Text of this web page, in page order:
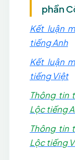
phần
Kết luận
tiếng Anh
Kết luận
tiếng Việt
Thông tin
Lộc tiếng
Thông tin
Lộc tiếng